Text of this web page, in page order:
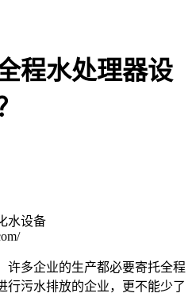
程水处理器设
水设备
许多企业的生产都必要寄托全程
行污水排放的企业，更不能少了